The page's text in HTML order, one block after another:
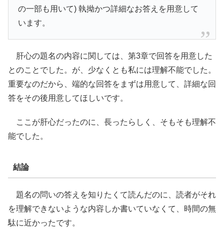
の一部も用いて) 執拗かつ詳細なお答えを用意して
います。
肝心の題名の内容に関しては、第3章で回答を用意した
とのことでした。が、少なくとも私には理解不能でした。
重要なのだから、端的な回答をまずは用意して、詳細な回
答をその後用意してほしいです。
ここが肝心だったのに、長ったらしく、そもそも理解不
能でした。
結論
題名の問いの答えを知りたくて読んだのに、読者がそれ
を理解できないような内容しか書いていなくて、時間の無
駄に近かったです。